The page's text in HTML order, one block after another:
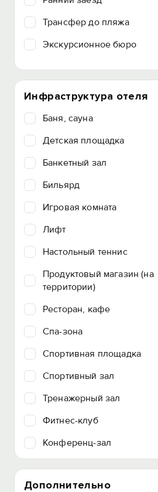
Трансфер до пляжа
Экскурсионное бюро
Инфраструктура отеля
Баня, сауна
Детская площадка
Банкетный зал
Бильярд
Игровая комната
Лифт
Настольный теннис
Продуктовый магазин (на
территории)
Ресторан, кафе
Спа-зона
Спортивная площадка
Спортивный зал
Тренажерный зал
Фитнес-клуб
Конференц-зал
Дополнительно